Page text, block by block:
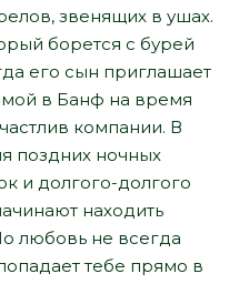
звенящих в ушах.
борется с бурей
его сын приглашает
в Банф на время
компании. В
поздних ночных
и долгого-долгого
находить
любовь не всегда
тебе прямо в